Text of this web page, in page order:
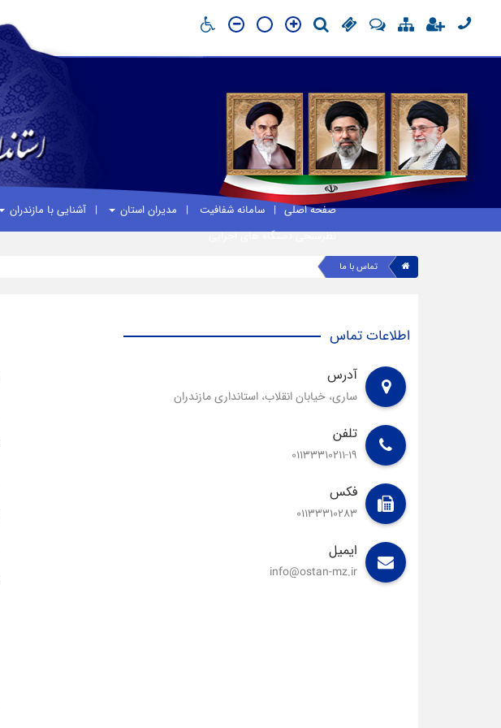
صفحه اصلی سامانه شفافیت مدیران استان آشنایی با مازندران
نظرسنجی دستگاه های اجرایی
تماس با ما
اطلاعات تماس
آدرس
ساری، خیابان انقلاب، استانداری مازندران
تلفن
01133310211-19
فکس
01133310283
ایمیل
info@ostan-mz.ir